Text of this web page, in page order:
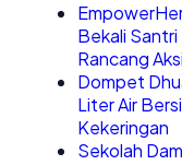
Bekali
Rancang
Dompet
Liter Air
Kekeringan
Sekolah